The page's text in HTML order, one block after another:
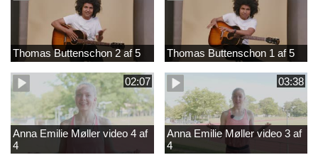
Thomas Buttenschon 2 af 5 Thomas Buttenschon 1 af 5
02:07
Anna Emilie Møller video 4 af
4
03:38
Anna Emilie Møller video 3 af
4